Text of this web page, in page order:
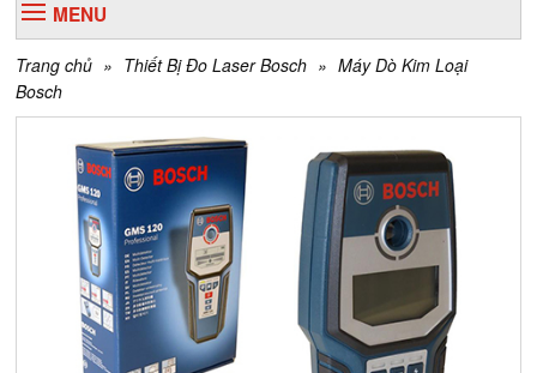
MENU
Trang chủ » Thiết Bị Đo Laser Bosch » Máy Dò Kim Loại
Bosch